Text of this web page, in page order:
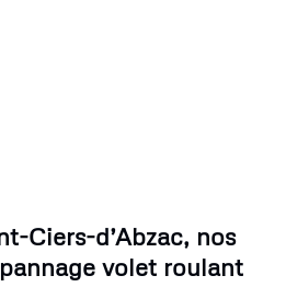
Ciers-d’Abzac, nos
volet roulant